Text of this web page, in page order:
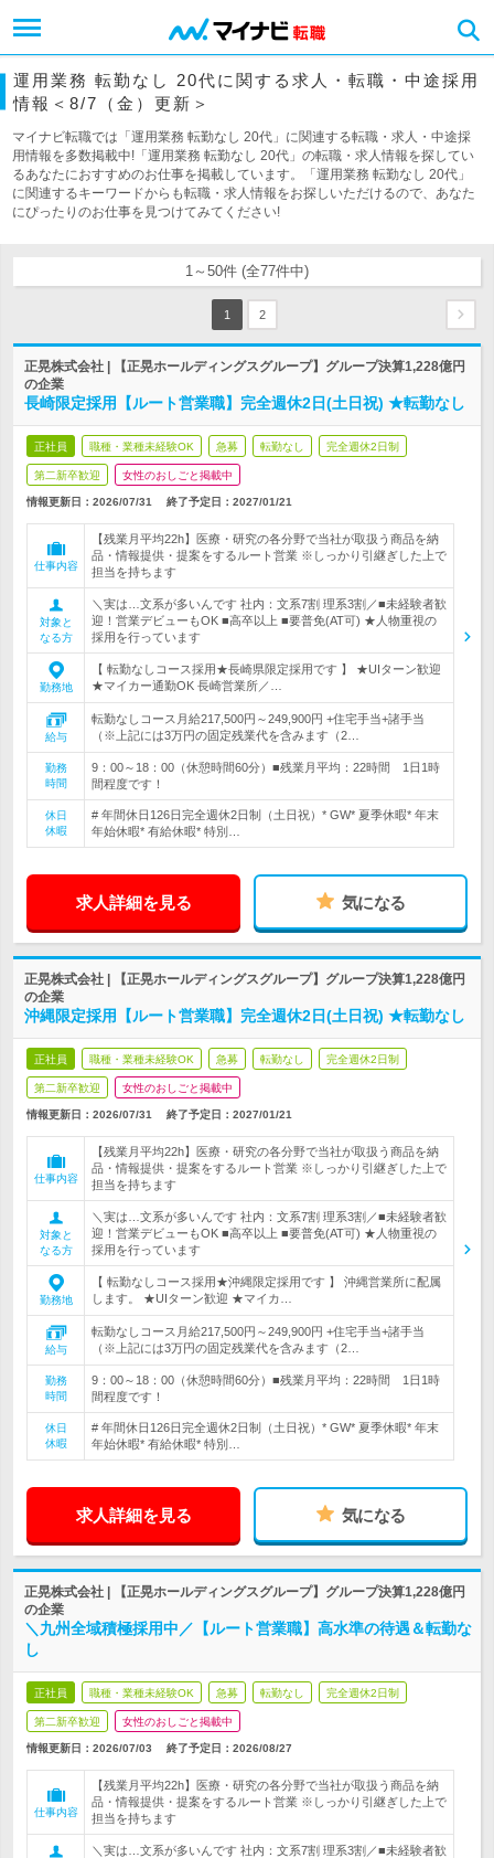
運用業務 転勤なし 20代に関する求人・転職・中途採用
情報＜8/7（金）更新＞
マイナビ転職では「運用業務 転勤なし 20代」に関連する転職・求人・中途採
用情報を多数掲載中!「運用業務 転勤なし 20代」の転職・求人情報を探してい
るあなたにおすすめのお仕事を掲載しています。「運用業務 転勤なし 20代」
に関連するキーワードからも転職・求人情報をお探しいただけるので、あなた
にぴったりのお仕事を見つけてみてください!
1～50件 (全77件中)
1 2
正晃株式会社 | 【正晃ホールディングスグループ】グループ決算1,228億円
の企業
長崎限定採用【ルート営業職】完全週休2日(土日祝) ★転勤なし
正社員 職種・業種未経験OK 急募 転勤なし 完全週休2日制
第二新卒歓迎 女性のおしごと掲載中
情報更新日：2026/07/31 終了予定日： 2027/01/21
仕事内容
【残業月平均22h】医療・研究の各分野で当社が取扱う商品を納
品・情報提供・提案をするルート営業 ※しっかり引継ぎした上で
担当を持ちます
対象と
なる方
＼実は…文系が多いんです 社内：文系7割 理系3割／■未経験者歓
迎！営業デビューもOK ■高卒以上 ■要普免(AT可) ★人物重視の
採用を行っています
勤務地
【 転勤なしコース採用★長崎県限定採用です 】 ★UIターン歓迎
★マイカー通勤OK 長崎営業所／…
給与
転勤なしコース月給217,500円～249,900円 +住宅手当+諸手当
（※上記には3万円の固定残業代を含みます（2…
勤務
時間
9：00～18：00（休憩時間60分）■残業月平均：22時間 1日1時
間程度です！
休日
休暇
# 年間休日126日完全週休2日制（土日祝）* GW* 夏季休暇* 年末
年始休暇* 有給休暇* 特別…
求人詳細を見る 気になる
正晃株式会社 | 【正晃ホールディングスグループ】グループ決算1,228億円
の企業
沖縄限定採用【ルート営業職】完全週休2日(土日祝) ★転勤なし
正社員 職種・業種未経験OK 急募 転勤なし 完全週休2日制
第二新卒歓迎 女性のおしごと掲載中
情報更新日：2026/07/31 終了予定日： 2027/01/21
仕事内容
【残業月平均22h】医療・研究の各分野で当社が取扱う商品を納
品・情報提供・提案をするルート営業 ※しっかり引継ぎした上で
担当を持ちます
対象と
なる方
＼実は…文系が多いんです 社内：文系7割 理系3割／■未経験者歓
迎！営業デビューもOK ■高卒以上 ■要普免(AT可) ★人物重視の
採用を行っています
勤務地
【 転勤なしコース採用★沖縄限定採用です 】 沖縄営業所に配属
します。 ★UIターン歓迎 ★マイカ…
給与
転勤なしコース月給217,500円～249,900円 +住宅手当+諸手当
（※上記には3万円の固定残業代を含みます（2…
勤務
時間
9：00～18：00（休憩時間60分）■残業月平均：22時間 1日1時
間程度です！
休日
休暇
# 年間休日126日完全週休2日制（土日祝）* GW* 夏季休暇* 年末
年始休暇* 有給休暇* 特別…
求人詳細を見る 気になる
正晃株式会社 | 【正晃ホールディングスグループ】グループ決算1,228億円
の企業
＼九州全域積極採用中／【ルート営業職】高水準の待遇＆転勤な
し
正社員 職種・業種未経験OK 急募 転勤なし 完全週休2日制
第二新卒歓迎 女性のおしごと掲載中
情報更新日：2026/07/03 終了予定日： 2026/08/27
仕事内容
【残業月平均22h】医療・研究の各分野で当社が取扱う商品を納
品・情報提供・提案をするルート営業 ※しっかり引継ぎした上で
担当を持ちます
＼実は…文系が多いんです 社内：文系7割 理系3割／■未経験者歓